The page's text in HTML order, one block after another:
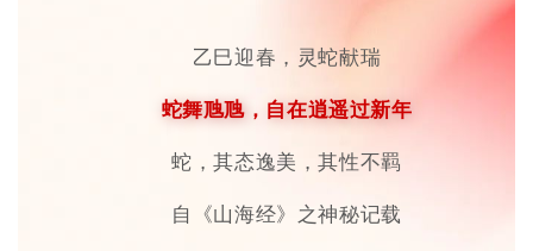
乙巳迎春，灵蛇献瑞
蛇舞虺虺，自在逍遥过新年
蛇，其态逸美，其性不羁
自《山海经》之神秘记载